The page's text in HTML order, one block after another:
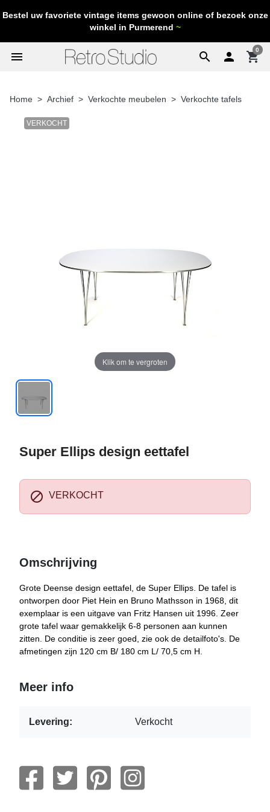
Bestel uw favoriete vintage items gewoon online of bezoek onze
winkel in Purmerend ~
search
menu  shopping_cart
0
Home Archief Verkochte meubelen Verkochte tafels
VERKOCHT
Klik om te vergroten
Super Ellips design eettafel
 VERKOCHT
Omschrijving
Grote Deense design eettafel, de Super Ellips. De tafel is
ontworpen door Piet Hein en Bruno Mathsson in 1968, dit
exemplaar is een uitgave van Fritz Hansen uit 1996. Zeer
grote tafel waar gemakkelijk 6-8 personen aan kunnen
zitten. De conditie is zeer goed, zie ook de detailfoto's. De
afmetingen zijn 120 cm B/ 180 cm L/ 70,5 cm H.
Meer info
Levering: Verkocht